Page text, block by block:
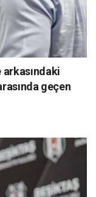
arkasındaki
geçen